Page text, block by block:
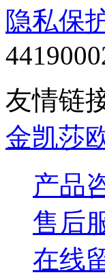
隐私保
友情链
金凯莎
产品
售后
在线